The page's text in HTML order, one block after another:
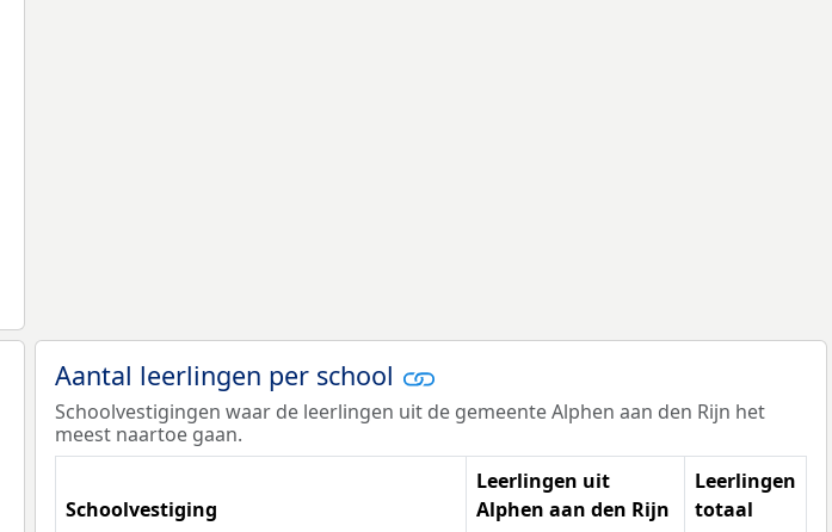
Aantal leerlingen per school
Schoolvestigingen waar de leerlingen uit de gemeente Alphen aan den Rijn het
meest naartoe gaan.
Schoolvestiging
Leerlingen uit
Alphen aan den Rijn
Leerlingen
totaal